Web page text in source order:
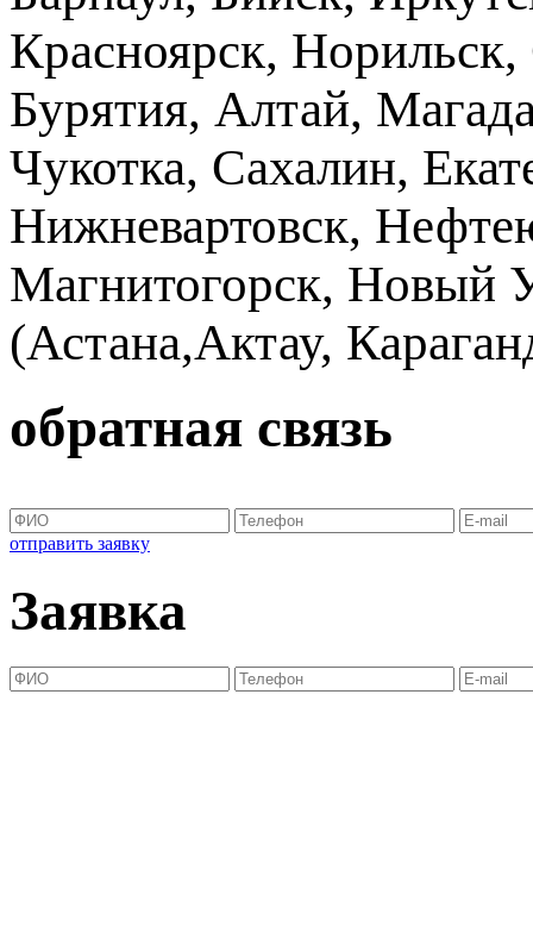
Красноярск,
Бурятия, Алтай,
Чукотка, Сахалин,
Нижневартовск,
Магнитогорск, Новый
(Астана,Актау,
обратная связь
отправить заявку
Заявка